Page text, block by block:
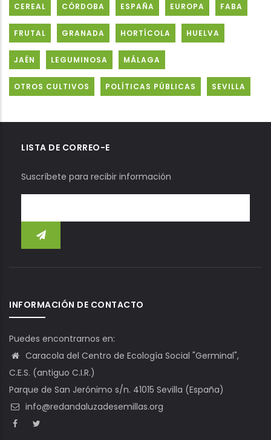
CEREAL CÓRDOBA ESPAÑA EUROPA FABA
FRUTAL GRANADA HORTÍCOLA HUELVA
JAÉN LEGUMINOSA MÁLAGA
OTROS CULTIVOS POLÍTICAS PÚBLICAS SEVILLA
LISTA DE CORREO-E
Suscríbete para recibir información
INFORMACIÓN DE CONTACTO
Puedes encontrarnos en:
Caracola del Centro de Ecología Social "Germinal",
C.E.S. (antiguo C.I.R.)
Parque de San Jerónimo s/n. 41015 Sevilla (España)
info@redandaluzadesemillas.org